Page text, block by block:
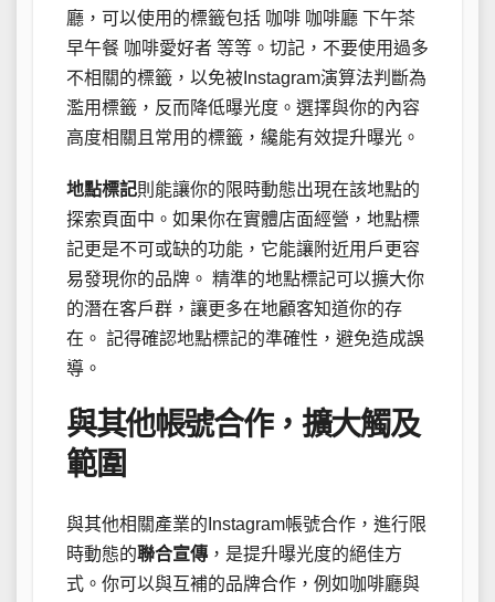
廳，可以使用的標籤包括 咖啡 咖啡廳 下午茶
早午餐 咖啡愛好者 等等。切記，不要使用過多
不相關的標籤，以免被Instagram演算法判斷為
濫用標籤，反而降低曝光度。選擇與你的內容
高度相關且常用的標籤，纔能有效提升曝光。
地點標記則能讓你的限時動態出現在該地點的
探索頁面中。如果你在實體店面經營，地點標
記更是不可或缺的功能，它能讓附近用戶更容
易發現你的品牌。 精準的地點標記可以擴大你
的潛在客戶群，讓更多在地顧客知道你的存
在。 記得確認地點標記的準確性，避免造成誤
導。
與其他帳號合作，擴大觸及
範圍
與其他相關產業的Instagram帳號合作，進行限
時動態的聯合宣傳 ，是提升曝光度的絕佳方
式。你可以與互補的品牌合作，例如咖啡廳與